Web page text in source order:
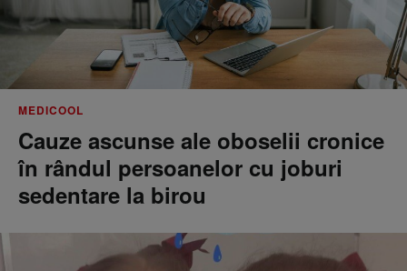
MEDICOOL
Cauze ascunse ale oboselii cronice
în rândul persoanelor cu joburi
sedentare la birou